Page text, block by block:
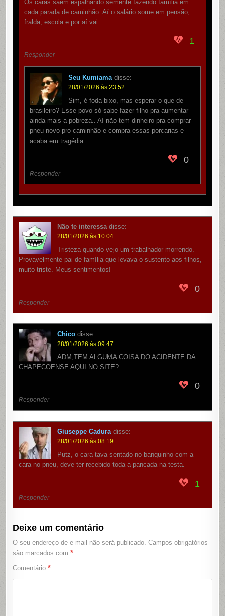
Os caras saem espalhando semente fazendo família em
cada parada de caminhão. Aí o salário some em pensão,
fralda, escola e por aí vai.
1
Responder
Seu Kumiama disse:
28/01/2026 às 23:52
Sim, é foda bixo, mas esperar o que de
brasileiro? Esse povo só sabe fazer filho pra aumentar
ainda mais a pobreza.. Aí não tem dinheiro pra comprar
pneu novo pro caminhão e compra essas porcarias e
acaba em tragédia.
0
Responder
Não te interessa disse:
28/01/2026 às 10:04
Tristeza quando vejo um trabalhador morrendo.
Provavelmente pai de família que levava o sustento aos filhos,
muito triste. Meus sentimentos!
0
Responder
Chico disse:
28/01/2026 às 09:47
ADM,TEM ALGUMA COISA DO ACIDENTE DA
CHAPECOENSE AQUI NO SITE?
0
Responder
Giuseppe Cadura disse:
28/01/2026 às 08:19
Putz, o cara tava sentado no banquinho com a
cara no pneu, deve ter recebido toda a pancada na testa.
1
Responder
Deixe um comentário
O seu endereço de e-mail não será publicado. Campos obrigatórios
são marcados com*
Comentário*